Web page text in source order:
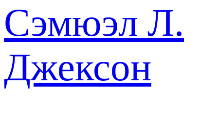
Сэмюэл Л.
Джексон